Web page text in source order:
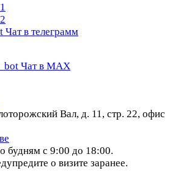
Чат в телеграмм
Чат в МАХ
Вал, д. 11, стр. 22, офис
будням с 9:00 до 18:00.
о визите заранее.